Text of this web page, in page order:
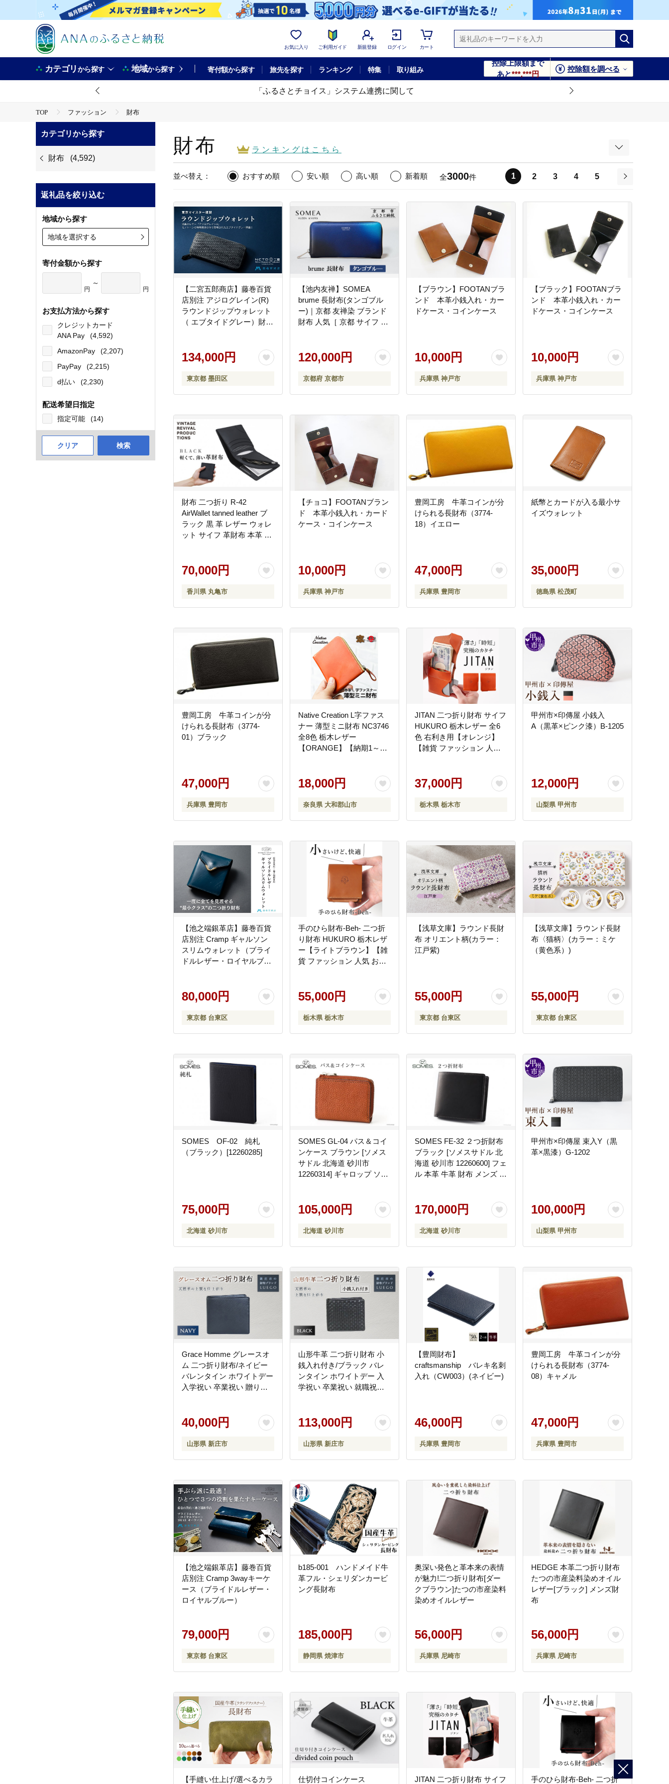
お気に入り ご利用ガイド 新規登録 ログイン カート
カテゴリから探す 地域から探す 寄付額から探す 旅先を探す ランキング 特集 取り組み
控除上限額まで
あと***,***円
控除額を調べる
「ふるさとチョイス」システム連携に関して
TOP ファッション 財布
カテゴリから探す
財布 (4,592)
返礼品を絞り込む
地域から探す
地域を選択する
寄付金額から探す
円
～
円
お支払方法から探す
クレジットカード
ANA Pay
(4,592)
AmazonPay
(2,207)
PayPay
(2,215)
d払い
(2,230)
配送希望日指定
指定可能 (14)
クリア 検索
財布 ランキング はこちら
並べ替え： おすすめ順 安い順 高い順 新着順 全3000件 1 2 3 4
5
【二宮五郎商店】藤巻百貨
店別注 アジログレイン(R)
ラウンドジップウォレット
（ エブタイドグレー）財布
134,000円
東京都 墨田区
【池内友禅】SOMEA
brume 長財布(タンゴブル
ー)｜京都 友禅染 ブランド
財布 人気［ 京都 サイフ お
せ 通販 送料無料 ふるさと
納税 ］
120,000円
京都府 京都市
【ブラウン】FOOTANブラ
ンド 本革小銭入れ・カー
ドケース・コインケース
10,000円
兵庫県 神戸市
【ブラック】FOOTANブラ
ンド 本革小銭入れ・カー
ドケース・コインケース
10,000円
兵庫県 神戸市
財布 二つ折り R-42
AirWallet tanned leather ブ
ラック 黒 革 レザー ウォレ
ット サイフ 革財布 本革 小
70,000円
香川県 丸亀市
【チョコ】FOOTANブラン
ド 本革小銭入れ・カード
ケース・コインケース
10,000円
兵庫県 神戸市
豊岡工房 牛革コインが分
けられる長財布（3774-
18）イエロー
47,000円
兵庫県 豊岡市
紙幣とカードが入る最小サ
イズウォレット
35,000円
徳島県 松茂町
豊岡工房 牛革コインが分
けられる長財布（3774-
01）ブラック
47,000円
兵庫県 豊岡市
Native Creation L字ファス
ナー 薄型ミニ財布 NC3746
全8色 栃木レザー
【ORANGE】【納期1～2
18,000円
奈良県 大和郡山市
JITAN 二つ折り財布 サイフ
HUKURO 栃木レザー 全6
色 右利き用【オレンジ】
【雑貨 ファッション 人気
37,000円
栃木県 栃木市
甲州市×印傳屋 小銭入
A（黒革×ピンク漆）B-1205
12,000円
山梨県 甲州市
【池之端銀革店】藤巻百貨
店別注 Cramp ギャルソン
スリムウォレット（ブライ
ドルレザー・ロイヤルブル
80,000円
東京都 台東区
手のひら財布-Beh- 二つ折
り財布 HUKURO 栃木レザ
ー【ライトブラウン】【雑
貨 ファッション 人気 おす
55,000円
栃木県 栃木市
【浅草文庫】ラウンド長財
布 オリエント柄(カラー：
江戸紫)
55,000円
東京都 台東区
【浅草文庫】ラウンド長財
布〈猫柄〉(カラー：ミケ
（黄色系）)
55,000円
東京都 台東区
SOMES OF-02 純札
（ブラック）[12260285]
75,000円
北海道 砂川市
SOMES GL-04 パス＆コイ
ンケース ブラウン [ソメス
サドル 北海道 砂川市
12260314] ギャロップ ソメ
ー コインケース パスケー
ス 財布
105,000円
北海道 砂川市
SOMES FE-32 ２つ折財布
ブラック [ソメスサドル 北
海道 砂川市 12260600] フェ
ル 本革 牛革 財布 メンズ 長
ト 小銭入れ 小銭 取り出し
やすい 小銭入れ付きサイフ
小銭いれ
170,000円
北海道 砂川市
甲州市×印傳屋 束入Y（黒
革×黒漆）G-1202
100,000円
山梨県 甲州市
Grace Homme グレースオ
ム 二つ折り財布/ネイビー
バレンタイン ホワイトデー
入学祝い 卒業祝い 贈り物
市 F3S-0618
40,000円
山形県 新庄市
山形牛革 二つ折り財布 小
銭入れ付き/ブラック バレ
ンタイン ホワイトデー 入
学祝い 卒業祝い 就職祝い
山形県 新庄市 F3S-1457
113,000円
山形県 新庄市
【豊岡財布】
craftsmanship バレキ名刺
入れ（CW003）(ネイビー)
46,000円
兵庫県 豊岡市
豊岡工房 牛革コインが分
けられる長財布（3774-
08）キャメル
47,000円
兵庫県 豊岡市
【池之端銀革店】藤巻百貨
店別注 Cramp 3wayキーケ
ース（ブライドルレザー・
ロイヤルブルー）
79,000円
東京都 台東区
b185-001 ハンドメイド牛
革フル・シェリダンカービ
ング長財布
185,000円
静岡県 焼津市
奥深い発色と革本来の表情
が魅力!二つ折り財布[ダー
クブラウン]たつの市産染料
染めオイルレザー
56,000円
兵庫県 尼崎市
HEDGE 本革二つ折り財布
たつの市産染料染めオイル
レザー[ブラック] メンズ財
布
56,000円
兵庫県 尼崎市
【手縫い仕上げ/選べるカラ 仕切付コインケース JITAN 二つ折り財布 サイフ 手のひら財布-Beh- 二つ折